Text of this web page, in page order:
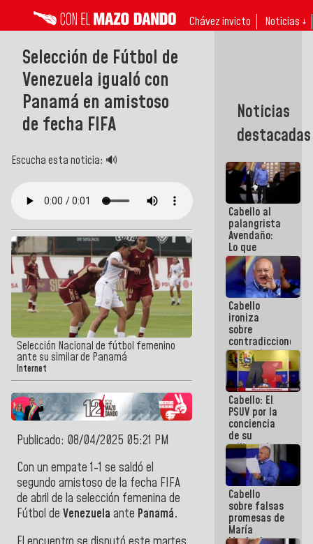
Chávez invicto Noticias ↓
Selección de Fútbol de
Venezuela igualó con
Panamá en amistoso
de fecha FIFA
Escucha esta noticia: 🔊
Selección Nacional de fútbol femenino
ante su similar de Panamá
Internet
Publicado: 08/04/2025 05:21 PM
Con un empate 1-1 se saldó el
segundo amistoso de la fecha FIFA
de abril de la selección femenina de
Fútbol de Venezuela ante Panamá.
Noticias
destacadas
Cabello al
palangrista
Avendaño:
Lo que
vayas a
escribir
hazlo hoy
por que no
sabemos si
la semana
que viene
hay
programa
Cabello
ironiza
sobre
contradicciones
y mentiras
de María
Machado:
¡Créanle!
Cabello: El
PSUV por la
conciencia
de su
militancia
es la
organización
política más
sólida de
Venezuela
Cabello
sobre falsas
promesas de
María